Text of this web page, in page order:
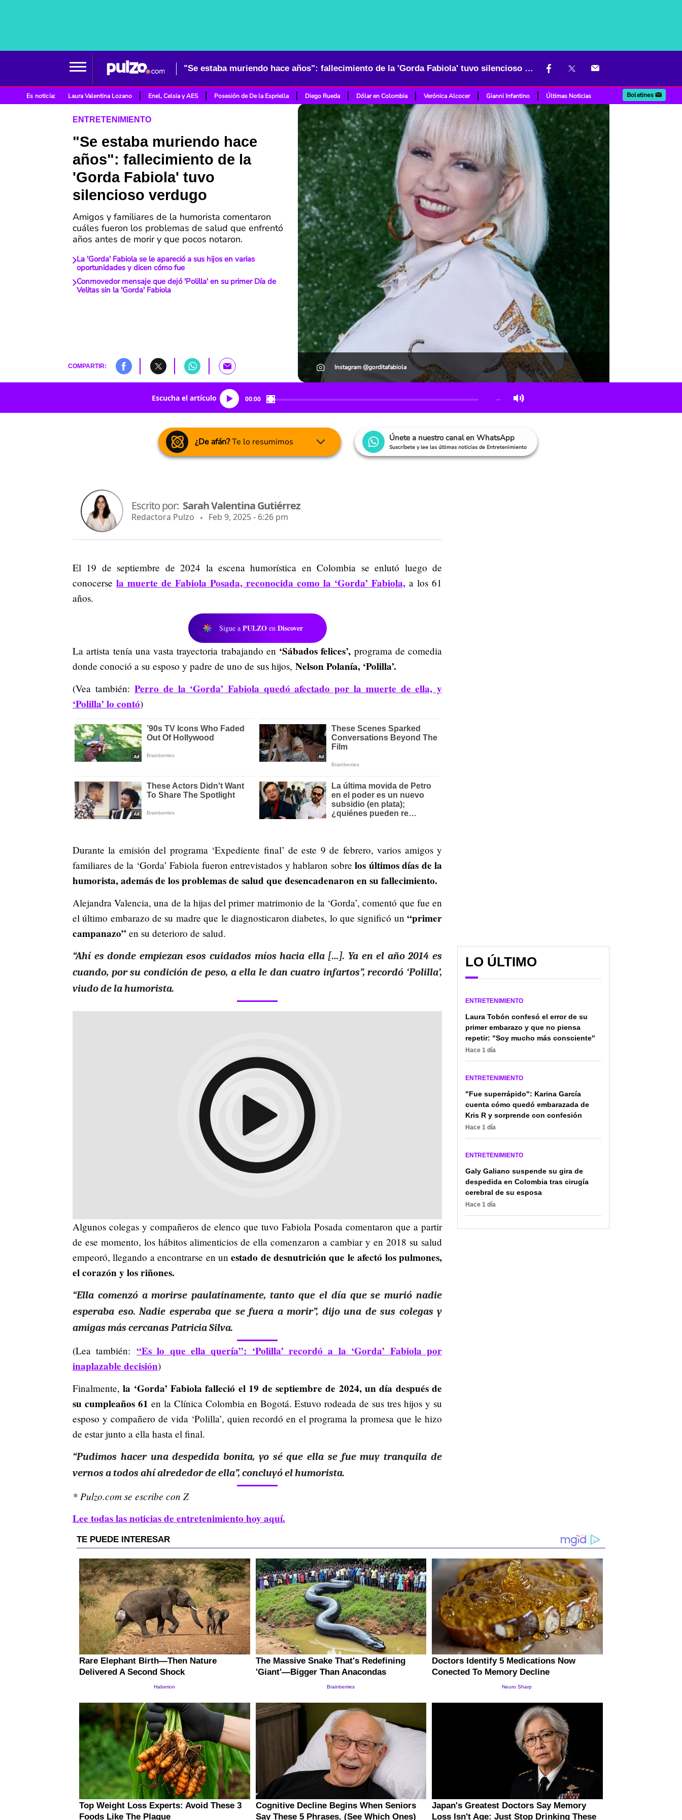
"Se estaba muriendo hace años": fallecimiento de la 'Gorda Fabiola' tuvo silencioso verdugo
Es noticia: Laura Valentina Lozano Enel, Celsia y AES Posesión de De la Espriella Diego Rueda Dólar en Colombia Verónica Alcocer Gianni Infantino Últimas Noticias Boletines
ENTRETENIMIENTO
"Se estaba muriendo hace
años": fallecimiento de la
'Gorda Fabiola' tuvo
silencioso verdugo
Amigos y familiares de la humorista comentaron
cuáles fueron los problemas de salud que enfrentó
años antes de morir y que pocos notaron.
La 'Gorda' Fabiola se le apareció a sus hijos en varias
oportunidades y dicen cómo fue
Conmovedor mensaje que dejó 'Polilla' en su primer Día de
Velitas sin la 'Gorda' Fabiola
COMPARTIR: Instagram @gorditafabiola
Escucha el artículo 00:00 …
¿De afán?Te lo resumimos Únete a nuestro canal en WhatsApp
Suscríbete y lee las últimas noticias de Entretenimiento
Escrito por: Sarah Valentina Gutiérrez
Redactora Pulzo Feb 9, 2025 - 6:26 pm
El 19 de septiembre de 2024 la escena humorística en Colombia se enlutó luego de
conocerse la muerte de Fabiola Posada, reconocida como la ‘Gorda’ Fabiola, a los 61
años.
Sigue a PULZO en Discover
La artista tenía una vasta trayectoria trabajando en ‘Sábados felices’, programa de comedia
donde conoció a su esposo y padre de uno de sus hijos, Nelson Polanía, ‘Polilla’.
(Vea también:Perro de la ‘Gorda’ Fabiola quedó afectado por la muerte de ella, y
‘Polilla’ lo contó)
Durante la emisión del programa ‘Expediente final’ de este 9 de febrero, varios amigos y
familiares de la ‘Gorda’ Fabiola fueron entrevistados y hablaron sobre los últimos días de la
humorista, además de los problemas de salud que desencadenaron en su fallecimiento.
Alejandra Valencia, una de la hijas del primer matrimonio de la ‘Gorda’, comentó que fue en
el último embarazo de su madre que le diagnosticaron diabetes, lo que significó un “primer
campanazo” en su deterioro de salud.
“Ahí es donde empiezan esos cuidados míos hacia ella […]. Ya en el año 2014 es
cuando, por su condición de peso, a ella le dan cuatro infartos”, recordó ‘Polilla’,
viudo de la humorista.
Algunos colegas y compañeros de elenco que tuvo Fabiola Posada comentaron que a partir
de ese momento, los hábitos alimenticios de ella comenzaron a cambiar y en 2018 su salud
empeoró, llegando a encontrarse en unestado de desnutrición que le afectó los pulmones,
el corazón y los riñones.
“Ella comenzó a morirse paulatinamente, tanto que el día que se murió nadie
esperaba eso. Nadie esperaba que se fuera a morir”, dijo una de sus colegas y
amigas más cercanas Patricia Silva.
(Lea también: “Es lo que ella quería”: ‘Polilla’ recordó a la ‘Gorda’ Fabiola por
inaplazable decisión)
Finalmente, la ‘Gorda’ Fabiola falleció el 19 de septiembre de 2024, un día después de
su cumpleaños 61 en la Clínica Colombia en Bogotá. Estuvo rodeada de sus tres hijos y su
esposo y compañero de vida ‘Polilla’, quien recordó en el programa la promesa que le hizo
de estar junto a ella hasta el final.
“Pudimos hacer una despedida bonita, yo sé que ella se fue muy tranquila de
vernos a todos ahí alrededor de ella”, concluyó el humorista.
* Pulzo.com se escribe con Z
Lee todas las noticias de entretenimiento hoy aquí.
LO ÚLTIMO
ENTRETENIMIENTO
Laura Tobón confesó el error de su
primer embarazo y que no piensa
repetir: "Soy mucho más consciente"
Hace 1 día
ENTRETENIMIENTO
"Fue superrápido": Karina García
cuenta cómo quedó embarazada de
Kris R y sorprende con confesión
Hace 1 día
ENTRETENIMIENTO
Galy Galiano suspende su gira de
despedida en Colombia tras cirugía
cerebral de su esposa
Hace 1 día